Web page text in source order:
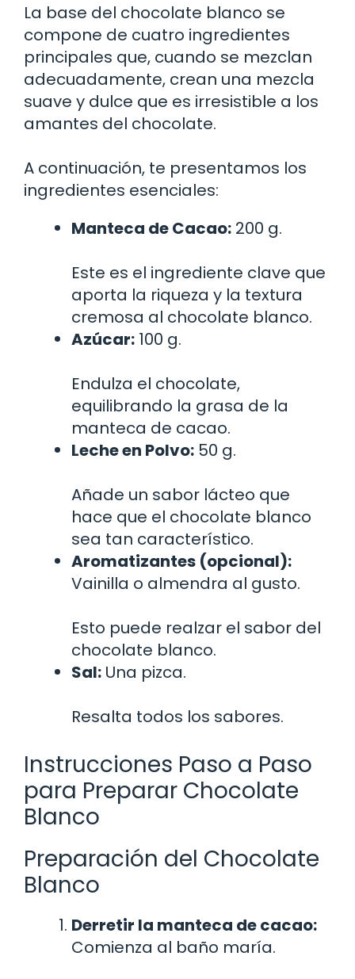
La base del chocolate blanco se
compone de cuatro ingredientes
principales que, cuando se mezclan
adecuadamente, crean una mezcla
suave y dulce que es irresistible a los
amantes del chocolate.
A continuación, te presentamos los
ingredientes esenciales:
Manteca de Cacao: 200 g.
Este es el ingrediente clave que
aporta la riqueza y la textura
cremosa al chocolate blanco.
Azúcar: 100 g.
Endulza el chocolate,
equilibrando la grasa de la
manteca de cacao.
Leche en Polvo: 50 g.
Añade un sabor lácteo que
hace que el chocolate blanco
sea tan característico.
Aromatizantes (opcional):
Vainilla o almendra al gusto.
Esto puede realzar el sabor del
chocolate blanco.
Sal: Una pizca.
Resalta todos los sabores.
Instrucciones Paso a Paso
para Preparar Chocolate
Blanco
Preparación del Chocolate
Blanco
Derretir la manteca de cacao:
Comienza al baño maría.